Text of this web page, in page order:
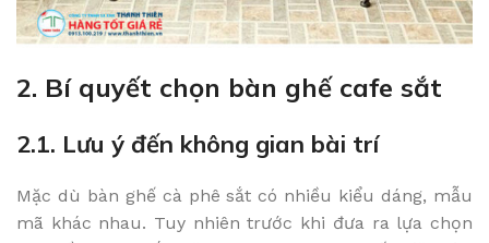
2. Bí quyết chọn bàn ghế cafe sắt
2.1. Lưu ý đến không gian bài trí
Mặc dù bàn ghế cà phê sắt có nhiều kiểu dáng, mẫu
mã khác nhau. Tuy nhiên trước khi đưa ra lựa chọn